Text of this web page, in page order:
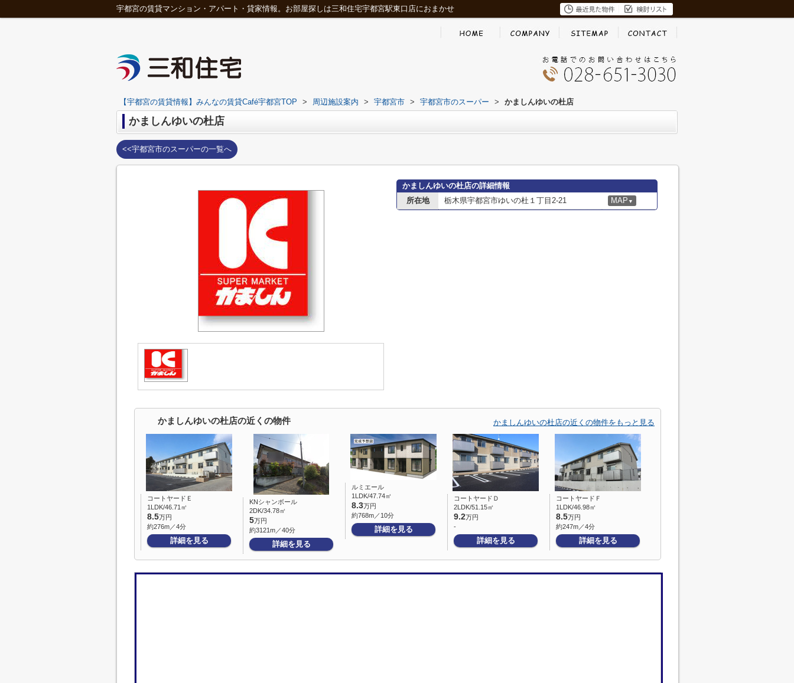
宇都宮の賃貸マンション・アパート・貸家情報。お部屋探しは三和住宅宇都宮駅東口店におまかせ
【宇都宮の賃貸情報】みんなの賃貸Café宇都宮TOP > 周辺施設案内 > 宇都宮市 > 宇都宮市のスーパー > かましんゆいの杜店
かましんゆいの杜店
<<宇都宮市のスーパーの一覧へ
かましんゆいの杜店の詳細情報
所在地
栃木県宇都宮市ゆいの杜１丁目2-21 MAP ▼
かましんゆいの杜店の近くの物件 かましんゆいの杜店の近くの物件をもっと見る
コートヤードＥ
1LDK/46.71㎡
8.5万円
約276m／4分
詳細を見る
KNシャンボール
2DK/34.78㎡
5万円
約3121m／40分
詳細を見る
ルミエール
1LDK/47.74㎡
8.3万円
約768m／10分
詳細を見る
コートヤードＤ
2LDK/51.15㎡
9.2万円
-
詳細を見る
コートヤードＦ
1LDK/46.98㎡
8.5万円
約247m／4分
詳細を見る